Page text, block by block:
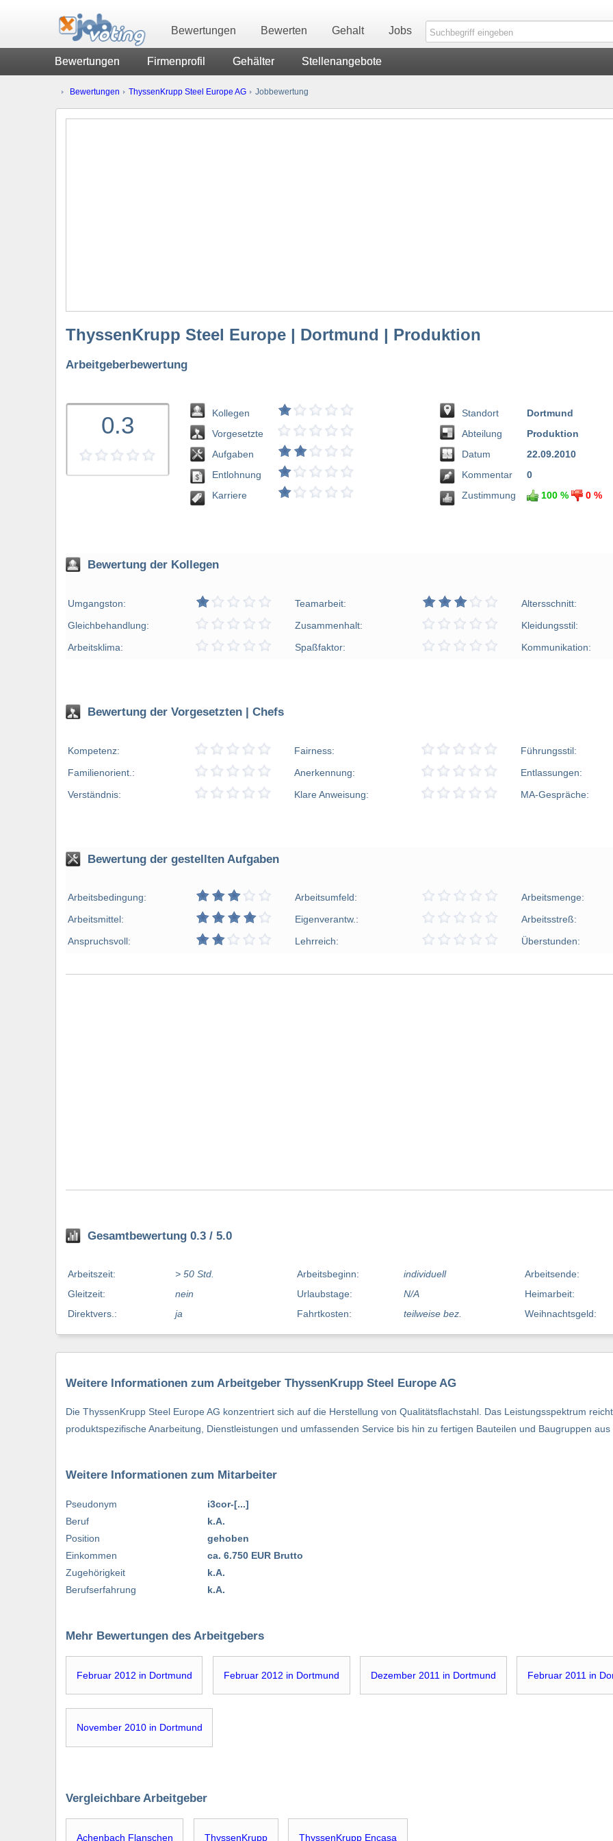
Bewertungen Bewerten Gehalt Jobs
Bewertungen Firmenprofil Gehälter Stellenangebote
Bewertungen ThyssenKrupp Steel Europe AG Jobbewertung
ThyssenKrupp Steel Europe | Dortmund | Produktion
Arbeitgeberbewertung
0.3
Kollegen
Vorgesetzte
Aufgaben
Entlohnung
Karriere
Standort
Abteilung
Datum
Kommentar
Zustimmung
Dortmund
Produktion
22.09.2010
0
100 %
0 %
Bewertung der Kollegen
Umgangston: Teamarbeit: Altersschnitt:
Gleichbehandlung:
Zusammenhalt: Kleidungsstil:
Arbeitsklima:
Spaßfaktor: Kommunikation:
Bewertung der Vorgesetzten | Chefs
Kompetenz: Fairness: Führungsstil:
Familienorient.:
Anerkennung: Entlassungen:
Verständnis:
Klare Anweisung: MA-Gespräche:
Bewertung der gestellten Aufgaben
Arbeitsbedingung: Arbeitsumfeld: Arbeitsmenge:
Arbeitsmittel:
Eigenverantw.: Arbeitsstreß:
Anspruchsvoll:
Lehrreich: Überstunden:
Gesamtbewertung 0.3 / 5.0
Arbeitszeit: > 50 Std. Arbeitsbeginn: individuell Arbeitsende:
Gleitzeit:
nein Urlaubstage: N/A Heimarbeit:
Direktvers.:
ja Fahrtkosten: teilweise bez. Weihnachtsgeld:
Weitere Informationen zum Arbeitgeber ThyssenKrupp Steel Europe AG
Die ThyssenKrupp Steel Europe AG konzentriert sich auf die Herstellung von Qualitätsflachstahl. Das Leistungsspektrum
produktspezifische Anarbeitung, Dienstleistungen und umfassenden Service bis hin zu fertigen Bauteilen und Baugruppen aus
Weitere Informationen zum Mitarbeiter
Pseudonym
Beruf
Position
Einkommen
Zugehörigkeit
Berufserfahrung
i3cor-[...]
k.A.
gehoben
ca. 6.750 EUR Brutto
k.A.
k.A.
Mehr Bewertungen des Arbeitgebers
Februar 2012 in Dortmund Februar 2012 in Dortmund Dezember 2011 in Dortmund Februar 2011 in
November 2010 in Dortmund
Vergleichbare Arbeitgeber
Achenbach Flanschen ThyssenKrupp ThyssenKrupp Encasa